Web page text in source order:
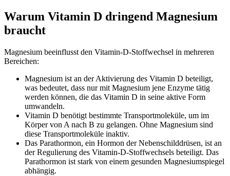
Warum Vitamin D dringend Magnesium
braucht
Magnesium beeinflusst den Vitamin-D-Stoffwechsel in mehreren
Bereichen:
Magnesium ist an der Aktivierung des Vitamin D beteiligt,
was bedeutet, dass nur mit Magnesium jene Enzyme tätig
werden können, die das Vitamin D in seine aktive Form
umwandeln.
Vitamin D benötigt bestimmte Transportmoleküle, um im
Körper von A nach B zu gelangen. Ohne Magnesium sind
diese Transportmoleküle inaktiv.
Das Parathormon, ein Hormon der Nebenschilddrüsen, ist an
der Regulierung des Vitamin-D-Stoffwechsels beteiligt. Das
Parathormon ist stark von einem gesunden Magnesiumspiegel
abhängig.